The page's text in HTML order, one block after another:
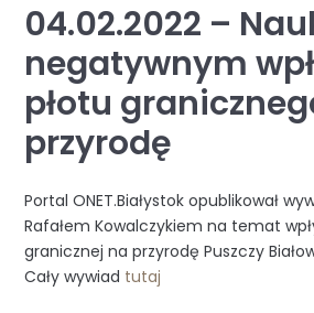
04.02.2022 –
negatywnym
płotu
przyrodę
Portal ONET.Białystok opublikował
Rafałem Kowalczykiem na temat
granicznej na przyrodę Puszczy
Cały wywiad tutaj